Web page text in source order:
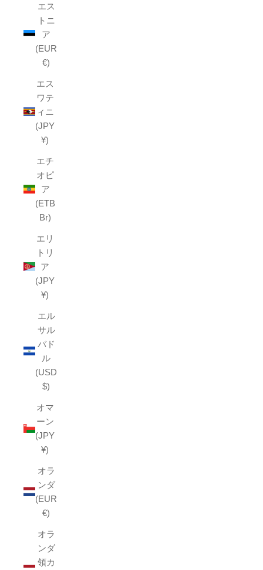
エス
トニ
ア
(EUR
€)
エス
ワテ
ィニ
(JPY
¥)
エチ
オピ
ア
(ETB
Br)
エリ
トリ
ア
(JPY
¥)
エル
サル
バド
ル
(USD
$)
オマ
ーン
(JPY
¥)
オラ
ンダ
(EUR
€)
オラ
ンダ
領カ